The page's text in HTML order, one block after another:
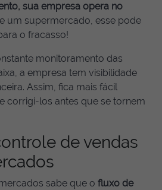
sua empresa opera no
um supermercado, esse pode
o fracasso!
monitoramento das
a empresa tem visibilidade
Assim, fica mais fácil
corrigi-los antes que se tornem
de vendas
sabe que o fluxo de